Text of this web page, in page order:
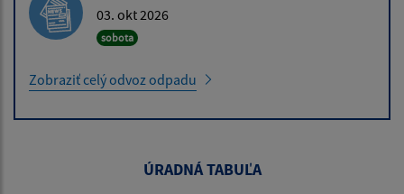
03. okt 2026
sobota
Zobraziť celý odvoz odpadu
ÚRADNÁ TABUĽA